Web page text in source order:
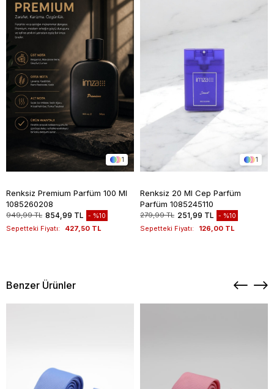
1
Renksiz Premium Parfüm 100 Ml
1085260208
949,99 TL 854,99 TL %10
Sepetteki Fiyatı: 427,50 TL
1
Renksiz 20 Ml Cep Parfüm
Parfüm 1085245110
279,99 TL 251,99 TL %10
Sepetteki Fiyatı: 126,00 TL
Benzer Ürünler